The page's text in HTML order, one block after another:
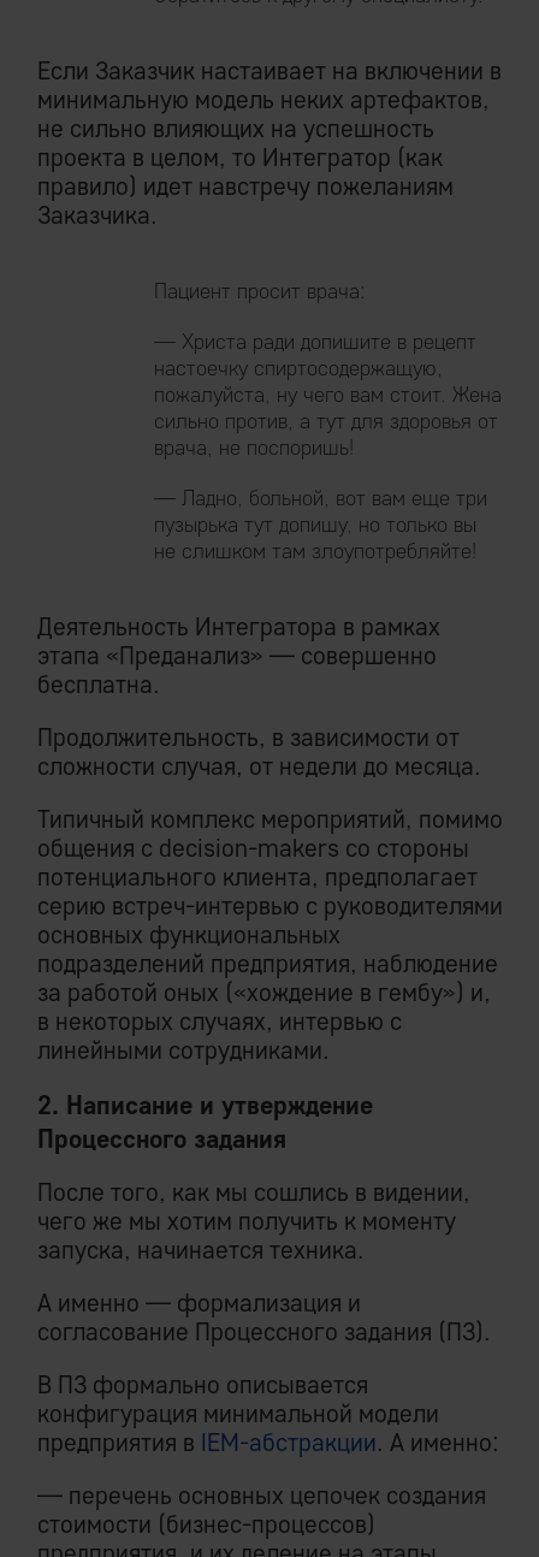
Если Заказчик настаивает на включении в
минимальную модель неких артефактов,
не сильно влияющих на успешность
проекта в целом, то Интегратор (как
правило) идет навстречу пожеланиям
Заказчика.
Пациент просит врача:
— Христа ради допишите в рецепт
настоечку спиртосодержащую,
пожалуйста, ну чего вам стоит. Жена
сильно против, а тут для здоровья от
врача, не поспоришь!
— Ладно, больной, вот вам еще три
пузырька тут допишу, но только вы
не слишком там злоупотребляйте!
Деятельность Интегратора в рамках
этапа «Преданализ» — совершенно
бесплатна.
Продолжительность, в зависимости от
сложности случая, от недели до месяца.
Типичный комплекс мероприятий, помимо
общения с decision-makers со стороны
потенциального клиента, предполагает
серию встреч-интервью с руководителями
основных функциональных
подразделений предприятия, наблюдение
за работой оных («хождение в гембу») и,
в некоторых случаях, интервью с
линейными сотрудниками.
2. Написание и утверждение
Процессного задания
После того, как мы сошлись в видении,
чего же мы хотим получить к моменту
запуска, начинается техника.
А именно — формализация и
согласование Процессного задания (ПЗ).
В ПЗ формально описывается
конфигурация минимальной модели
предприятия в IEM-абстракции. А именно:
— перечень основных цепочек создания
стоимости (бизнес-процессов)